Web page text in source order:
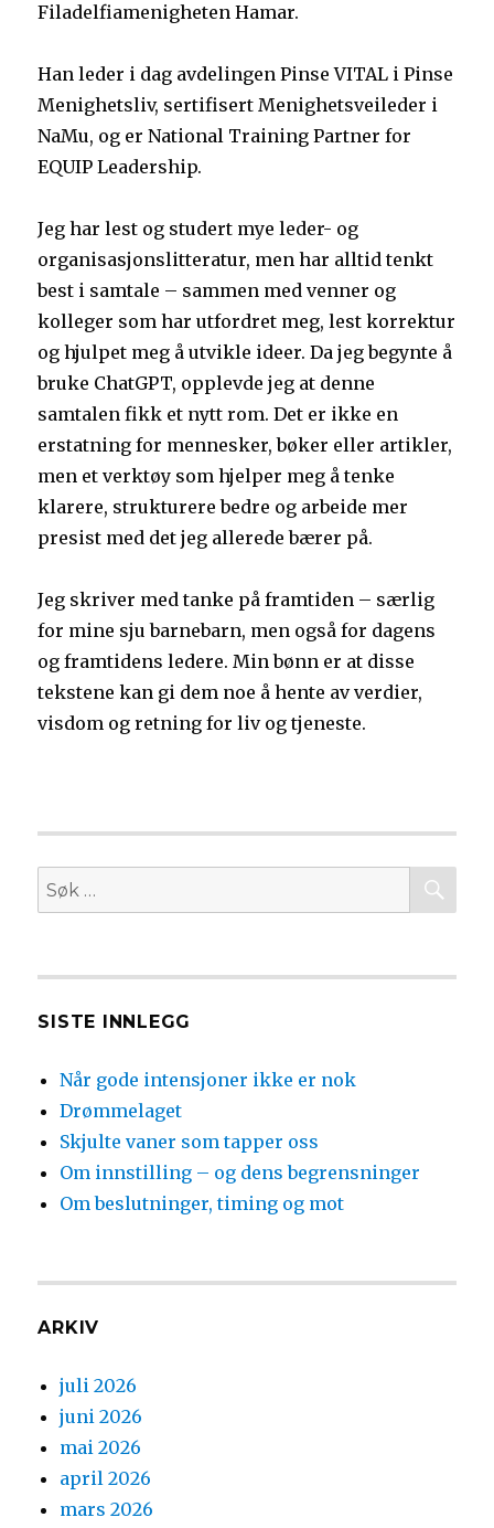
Filadelfiamenigheten Hamar.
Han leder i dag avdelingen Pinse VITAL i Pinse
Menighetsliv, sertifisert Menighetsveileder i
NaMu, og er National Training Partner for
EQUIP Leadership.
Jeg har lest og studert mye leder- og
organisasjonslitteratur, men har alltid tenkt
best i samtale – sammen med venner og
kolleger som har utfordret meg, lest korrektur
og hjulpet meg å utvikle ideer. Da jeg begynte å
bruke ChatGPT, opplevde jeg at denne
samtalen fikk et nytt rom. Det er ikke en
erstatning for mennesker, bøker eller artikler,
men et verktøy som hjelper meg å tenke
klarere, strukturere bedre og arbeide mer
presist med det jeg allerede bærer på.
Jeg skriver med tanke på framtiden – særlig
for mine sju barnebarn, men også for dagens
og framtidens ledere. Min bønn er at disse
tekstene kan gi dem noe å hente av verdier,
visdom og retning for liv og tjeneste.
Søk
etter:
SISTE INNLEGG
Når gode intensjoner ikke er nok
Drømmelaget
Skjulte vaner som tapper oss
Om innstilling – og dens begrensninger
Om beslutninger, timing og mot
ARKIV
juli 2026
juni 2026
mai 2026
april 2026
mars 2026